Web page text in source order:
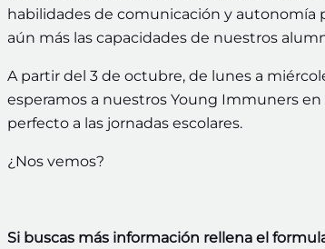
habilidades de comunicación y autonomía
aún más las capacidades de nuestros
A partir del 3 de octubre, de lunes a
esperamos a nuestros Young Immuners en
perfecto a las jornadas escolares.
¿Nos vemos?
Si buscas más información rellena el